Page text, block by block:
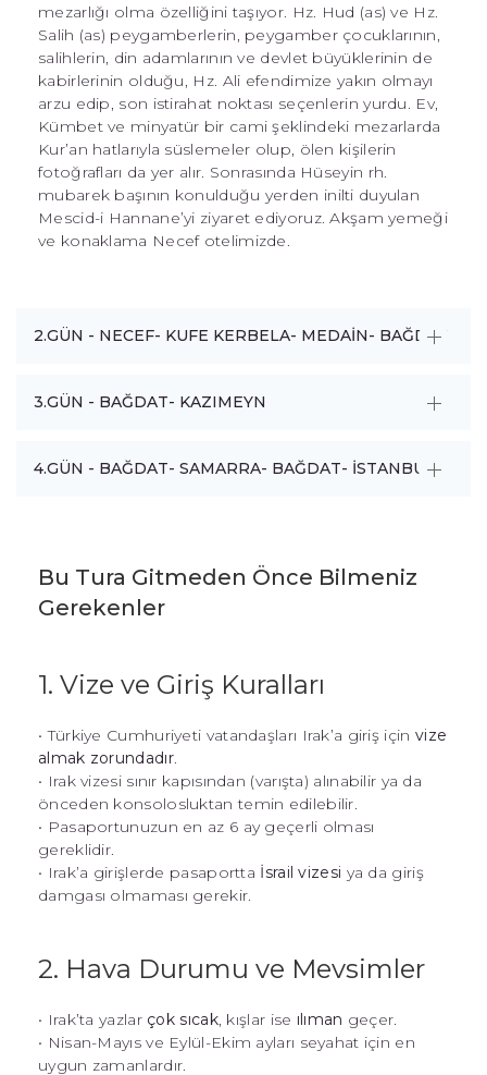
mezarlığı olma özelliğini taşıyor. Hz. Hud (as) ve Hz.
Salih (as) peygamberlerin, peygamber çocuklarının,
salihlerin, din adamlarının ve devlet büyüklerinin de
kabirlerinin olduğu, Hz. Ali efendimize yakın olmayı
arzu edip, son istirahat noktası seçenlerin yurdu. Ev,
Kümbet ve minyatür bir cami şeklindeki mezarlarda
Kur’an hatlarıyla süslemeler olup, ölen kişilerin
fotoğrafları da yer alır. Sonrasında Hüseyin rh.
mubarek başının konulduğu yerden inilti duyulan
Mescid-i Hannane’yi ziyaret ediyoruz. Akşam yemeği
ve konaklama Necef otelimizde.
2.GÜN - NECEF- KUFE KERBELA- MEDAİN- BAĞDAT
3.GÜN - BAĞDAT- KAZIMEYN
4.GÜN - BAĞDAT- SAMARRA- BAĞDAT- İSTANBUL
Bu Tura Gitmeden Önce Bilmeniz
Gerekenler
1. Vize ve Giriş Kuralları
• Türkiye Cumhuriyeti vatandaşları Irak’a giriş için vize
almak zorundadır.
• Irak vizesi sınır kapısından (varışta) alınabilir ya da
önceden konsolosluktan temin edilebilir.
• Pasaportunuzun en az 6 ay geçerli olması
gereklidir.
• Irak’a girişlerde pasaportta İsrail vizesi ya da giriş
damgası olmaması gerekir.
2. Hava Durumu ve Mevsimler
• Irak’ta yazlar çok sıcak, kışlar ise ılıman geçer.
• Nisan-Mayıs ve Eylül-Ekim ayları seyahat için en
uygun zamanlardır.